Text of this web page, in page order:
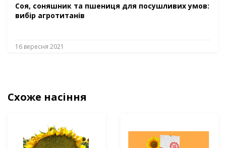
Соя, соняшник та пшениця для посушливих умов:
вибір агротитанів
16 вересня 2021
Схоже насіння